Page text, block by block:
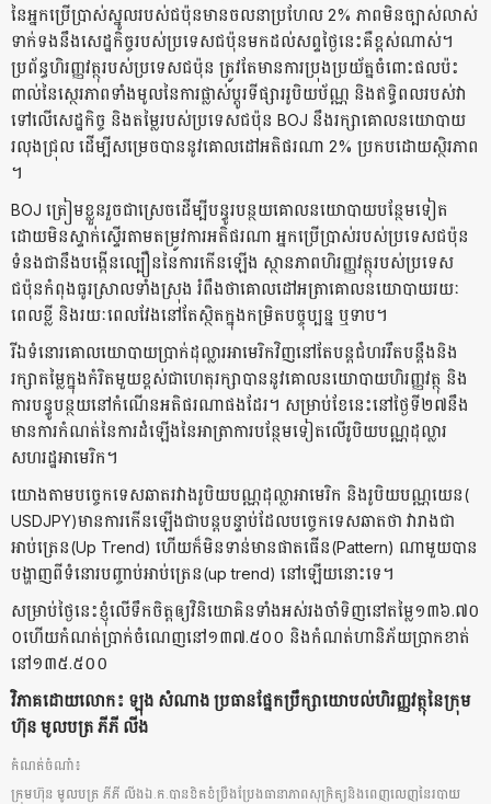
នៃ​អ្នកប្រើប្រាស់​ស្នូល​របស់​ជប៉ុន​មាន​ចលនា​ប្រហែល​ 2% ​ភាព​មិន​ច្បាស់លាស់​
ទាក់ទង​នឹង​សេដ្ឋកិច្ច​របស់​ប្រទេស​ជប៉ុន​មកដល់​សព្ទ​ថ្ងៃនេះ​គឺ​ខ្ពស់​ណាស់​។​ ​
ប្រព័ន្ធ​ហិរញ្ញវត្ថុ​របស់​ប្រទេស​ជប៉ុន​ ​ត្រូវតែ​មាន​ការប្រុងប្រយ័ត្ន​ចំពោះ​ផល​ប៉ះ
ពាល់​នៃ​ស្ថេរ​ភាព​ទាំងមូល​នៃ​ការផ្លាស់ប្តូរ​ទី​ផ្សារ​រូបិយប័ណ្ណ​ ​និង​ឥទ្ធិពល​របស់​វា​
ទៅលើ​សេដ្ឋកិច្ច​ ​និង​តម្លៃ​របស់​ប្រទេស​ជប៉ុន​ BOJ ​នឹង​រក្សា​គោល​នយោបាយ​
រលុង​ជ្រុល​ ​ដើម្បី​សម្រេច​បាន​នូវ​គោលដៅ​អតិផរណា​ 2% ​ប្រកបដោយ​ស្ថិរភាព​
។​
BOJ ​ត្រៀម​ខ្លួន​រួចជាស្រេច​ដើម្បី​បន្ធូរបន្ថយ​គោល​នយោបាយ​បន្ថែម​ទៀត​
ដោយ​មិន​ស្ទាក់ស្ទើរ​តាម​តម្រូវ​ការ​អតិផរណា​ ​អ្នកប្រើប្រាស់​របស់​ប្រទេស​ជប៉ុន​
ទំនងជា​នឹង​បង្កើន​ល្បឿន​នៃ​ការ​កើន​ឡើង​ ​ស្ថានភាព​ហិរញ្ញវត្ថុ​របស់​ប្រទេស​
ជប៉ុន​កំពុង​ធូរស្រាល​ទាំងស្រុង​ ​រំពឹង​ថា​គោលដៅ​អត្រា​គោល​នយោបាយ​រយៈ
ពេល​ខ្លី​ ​និង​រយៈពេល​វែង​នៅតែ​ស្ថិត​ក្នុង​ក​ម្រិ​ត​បច្ចុប្បន្ន​ ​ឬ​ទាប​។​
រីឯ​ទំនោរ​គោល​យោ​បាយ​ប្រាក់ដុល្លារ​អាមេរិក​វិញ​នៅតែ​បន្ត​ជំហរ​រឹត​បន្តឹង​និង​
រក្សា​តម្លៃ​ក្នុង​កំរិត​មួយ​ខ្ពស់​ជាហេតុ​រក្សា​បាន​នូវ​គោល​នយោបាយ​ហិរញ្ញវត្ថុ​ ​និង​
ការ​ប​ន្ធូ​បន្ថយ​នៅ​កំណើន​អតិផរណា​ផង​ដែរ​។​ ​សម្រាប់​ខែ​នេះ​នៅ​ថ្ងៃ​ទី​២​៧​នឹង​
មាន​ការកំណត់​នៃ​ការដំឡើង​នៃ​អា​ត្រា​ការ​បន្ថែម​ទៀត​លើ​រូបិយ​ប​ណ្ណ​ដុល្លារ​
សហរដ្ឋអាមេរិក​។​
យោង​តាម​បច្ចេកទេស​ឆាត​រវាង​រូបិយ​ប​ណ្ណដុល្លា​អាមេរិក​ ​និង​រូបិយ​ប​ណ្ណ​យេ​ន​(​
US​D​J​P​Y​)​មានការ​កើន​ឡើង​ជាបន្តបន្ទាប់​ដែល​បច្ចេកទេស​ឆាត​ថា​ ​វា​រាង​ជា​
អាប់​ត្រេ​ន​(​Up​ ​Trend​) ​ហើយក៏​មិនទាន់​មាន​ផា​ត​ធើ​ន​(​Pattern​) ​ណាមួយ​បាន​
បង្ហាញ​ពី​ទំនោរ​បញ្ចា​ប់​អាប់​ត្រេ​ន​(​up​ ​trend​) ​នៅឡើយ​នោះ​ទេ​។​
សម្រាប់​ថ្ងៃនេះ​ខ្ញុំ​លើ​ទឹកចិត្ត​ឲ្យ​វិនិ​យោគិន​ទាំងអស់​រងចាំ​ទិញ​នៅ​តម្លៃ​១​៣​៦​.​៧​០​
០​ហើយ​កំណត់​ប្រាក់ចំណេញ​នៅ​១​៣​៧​.​៥​០​០​ ​និង​កំណត់​ហា​និ​ភ័យ​ប្រាក​ខាត់​
នៅ​១​៣​៥​.​៥​០​០​
​វិភាគ​ដោយ​លោក​៖​ ​ឡុង​ ​សំណាង​ ​ប្រធាន​ផ្នែក​ប្រឹក្សា​យោបល់​ហិរញ្ញវត្ថុ​នៃ​ក្រុម
ហ៊ុន​ ​មូលបត្រ ភីភី លីង
កំណត់ចំណាំ​៖​
​ក្រុមហ៊ុន​ ​មូលបត្រ ភីភី លីង​ឯ​.​ក​.​បាន​ខិតខំ​ប្រឹងប្រែង​ធានា​ភាព​សុ​ក្រិត្យ​និង​ពេញលេញ​នៃ​របាយ